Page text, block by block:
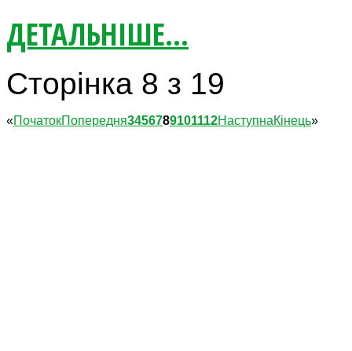
ДЕТАЛЬНІШЕ...
Сторінка 8 з 19
«ПочатокПопередня3456789101112НаступнаКінець»